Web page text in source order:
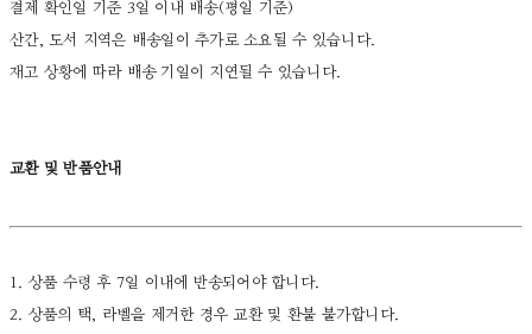
결제 확인일 기준 3일 이내 배송(평일 기준)
산간, 도서 지역은 배송일이 추가로 소요될 수 있습니다.
재고 상황에 따라 배송 기일이 지연될 수 있습니다.
교환 및 반품안내
1. 상품 수령 후 7일 이내에 반송되어야 합니다.
2. 상품의 택, 라벨을 제거한 경우 교환 및 환불 불가합니다.